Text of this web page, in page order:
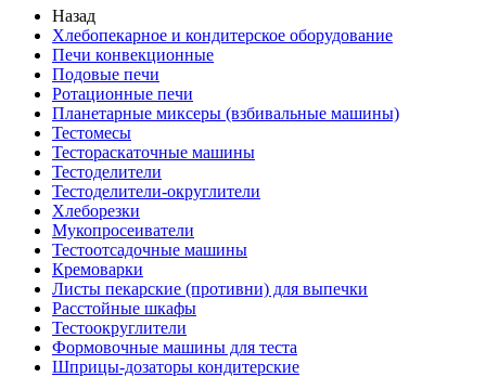
Назад
Хлебопекарное и кондитерское оборудование
Печи конвекционные
Подовые печи
Ротационные печи
Планетарные миксеры (взбивальные машины)
Тестомесы
Тестораскаточные машины
Тестоделители
Тестоделители-округлители
Хлеборезки
Мукопросеиватели
Тестоотсадочные машины
Кремоварки
Листы пекарские (противни) для выпечки
Расстойные шкафы
Тестоокруглители
Формовочные машины для теста
Шприцы-дозаторы кондитерские